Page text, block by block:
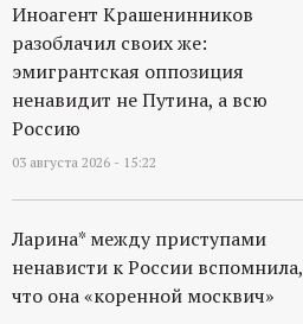
Иноагент Крашенинников
разоблачил своих же:
эмигрантская оппозиция
ненавидит не Путина, а всю
Россию
03 августа 2026 - 15:22
Ларина* между приступами
ненависти к России вспомнила,
что она «коренной москвич»